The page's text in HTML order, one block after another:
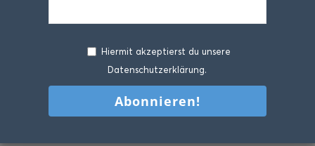
Hiermit akzeptierst du unsere
Datenschutzerklärung.